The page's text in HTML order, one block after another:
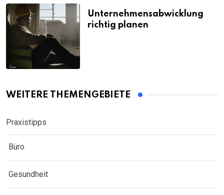
Unternehmensabwicklung
richtig planen
WEITERE THEMENGEBIETE
Praxistipps
Büro
Gesundheit